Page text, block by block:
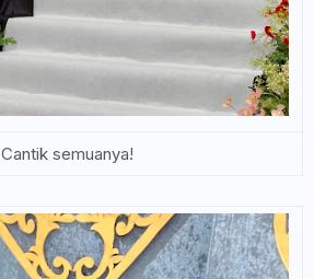
Cantik semuanya!